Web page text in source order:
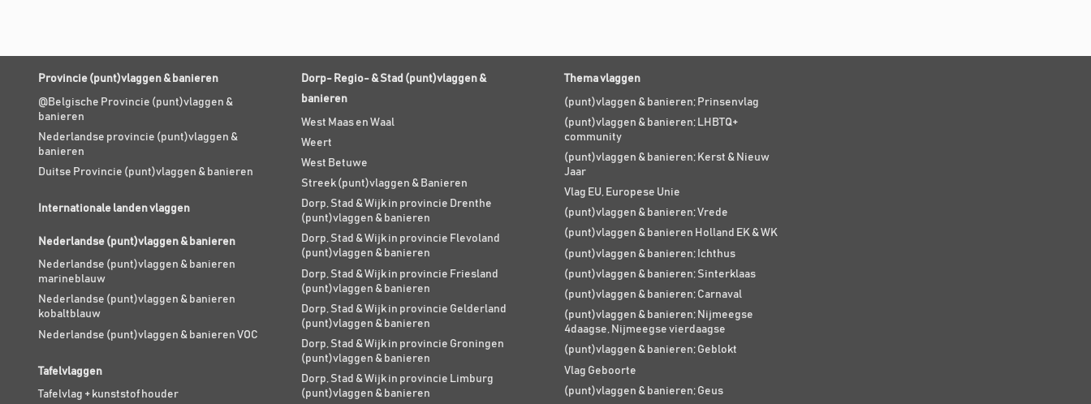
Provincie (punt)vlaggen & banieren
@Belgische Provincie (punt)vlaggen &
banieren
Nederlandse provincie (punt)vlaggen &
banieren
Duitse Provincie (punt)vlaggen & banieren
Internationale landen vlaggen
Nederlandse (punt)vlaggen & banieren
Nederlandse (punt)vlaggen & banieren
marineblauw
Nederlandse (punt)vlaggen & banieren
kobaltblauw
Nederlandse (punt)vlaggen & banieren VOC
Tafelvlaggen
Tafelvlag + kunststof houder
Dorp- Regio- & Stad (punt)vlaggen &
banieren
West Maas en Waal
Weert
West Betuwe
Streek (punt)vlaggen & Banieren
Dorp, Stad & Wijk in provincie Drenthe
(punt)vlaggen & banieren
Dorp, Stad & Wijk in provincie Flevoland
(punt)vlaggen & banieren
Dorp, Stad & Wijk in provincie Friesland
(punt)vlaggen & banieren
Dorp, Stad & Wijk in provincie Gelderland
(punt)vlaggen & banieren
Dorp, Stad & Wijk in provincie Groningen
(punt)vlaggen & banieren
Dorp, Stad & Wijk in provincie Limburg
(punt)vlaggen & banieren
Thema vlaggen
(punt)vlaggen & banieren; Prinsenvlag
(punt)vlaggen & banieren; LHBTQ+
community
(punt)vlaggen & banieren; Kerst & Nieuw
Jaar
Vlag EU, Europese Unie
(punt)vlaggen & banieren; Vrede
(punt)vlaggen & banieren Holland EK & WK
(punt)vlaggen & banieren; Ichthus
(punt)vlaggen & banieren; Sinterklaas
(punt)vlaggen & banieren; Carnaval
(punt)vlaggen & banieren; Nijmeegse
4daagse, Nijmeegse vierdaagse
(punt)vlaggen & banieren; Geblokt
Vlag Geboorte
(punt)vlaggen & banieren; Geus